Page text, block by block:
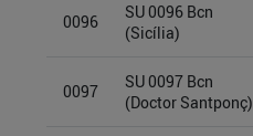
0096
SU 0096 Bcn
(Sicília)
0097
SU 0097 Bcn
(Doctor Santponç)